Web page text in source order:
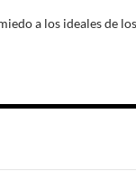
a los ideales de